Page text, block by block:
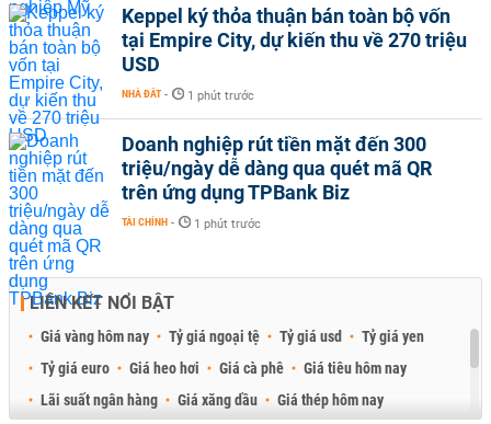
Keppel ký thỏa thuận bán toàn bộ vốn
tại Empire City, dự kiến thu về 270 triệu
USD
NHÀ ĐẤT - 1 phút trước
Doanh nghiệp rút tiền mặt đến 300
triệu/ngày dễ dàng qua quét mã QR
trên ứng dụng TPBank Biz
TÀI CHÍNH - 1 phút trước
LIÊN KẾT NỔI BẬT
Giá vàng hôm nay Tỷ giá ngoại tệ Tỷ giá usd
Tỷ giá yen
Tỷ giá euro
Giá heo hơi Giá cà phê
Giá tiêu hôm nay
Lãi suất ngân hàng
Giá xăng dầu
Giá thép hôm nay